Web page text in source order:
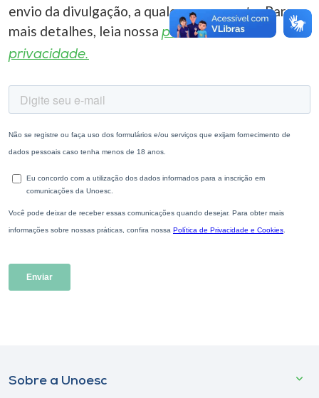
envio da divulgação, a qualquer momento. Para
mais detalhes, leia nossa política de
privacidade.
Sobre a Unoesc